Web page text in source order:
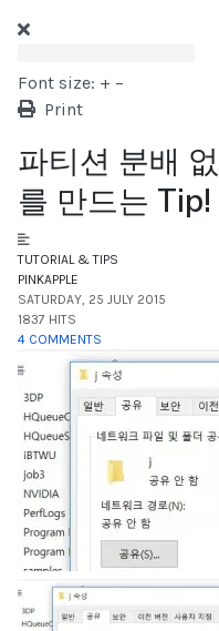
Font size: + –
Print
파티션 분배
를 만드는 Tip!
TUTORIAL & TIPS
PINKAPPLE
SATURDAY, 25 JULY 2015
1837 HITS
4 COMMENTS